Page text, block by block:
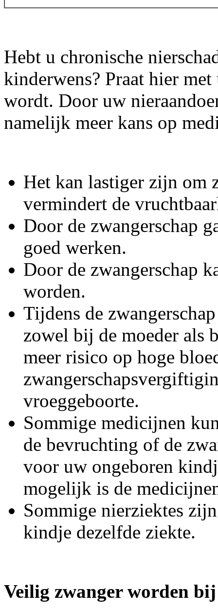
Hebt u chronische
kinderwens? Praat hier
wordt. Door uw
namelijk meer kans op
Het kan lastiger zijn om
vermindert de
Door de zwangerschap
goed werken.
Door de zwangerschap
worden.
Tijdens de
zowel bij de moeder als
meer risico op hoge
vroeggeboorte.
Sommige medicijnen
de bevruchting of de
voor uw ongeboren
mogelijk is de
Sommige nierziektes
kindje dezelfde ziekte.
Veilig zwanger worden